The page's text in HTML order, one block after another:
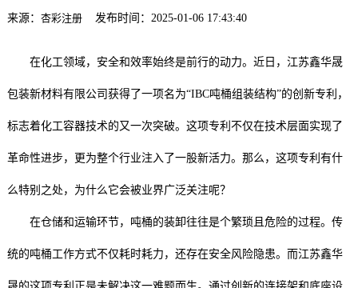
来源： 杏彩注册发布时间：2025-01-06 17:43:40
在化工领域，安全和效率始终是前行的动力。近日，江苏鑫华晟
包装新材料有限公司获得了一项名为“IBC吨桶组装结构”的创新专利，
标志着化工容器技术的又一次突破。这项专利不仅在技术层面实现了
革命性进步，更为整个行业注入了一股新活力。那么，这项专利有什
么特别之处，为什么它会被业界广泛关注呢？
在仓储和运输环节，吨桶的装卸往往是个繁琐且危险的过程。传
统的吨桶工作方式不仅耗时耗力，还存在安全风险隐患。而江苏鑫华